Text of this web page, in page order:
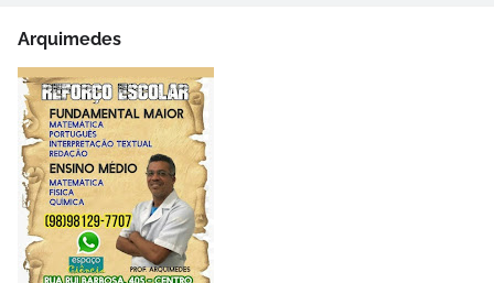
Arquimedes